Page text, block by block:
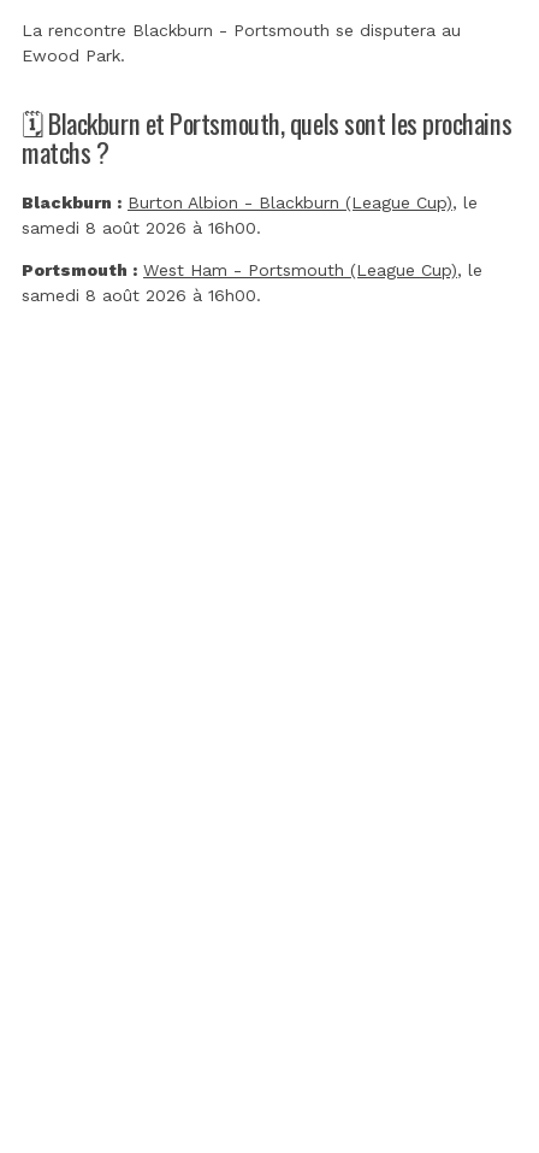
La rencontre Blackburn - Portsmouth se disputera au
Ewood Park.
🗓️ Blackburn et Portsmouth, quels sont les prochains
matchs ?
Blackburn : Burton Albion - Blackburn (League Cup), le
samedi 8 août 2026 à 16h00.
Portsmouth : West Ham - Portsmouth (League Cup), le
samedi 8 août 2026 à 16h00.